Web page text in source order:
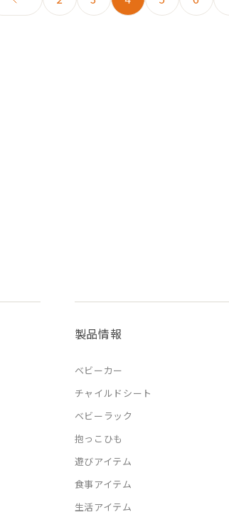
製品情報
ベビーカー
チャイルドシート
ベビーラック
抱っこひも
遊びアイテム
食事アイテム
生活アイテム